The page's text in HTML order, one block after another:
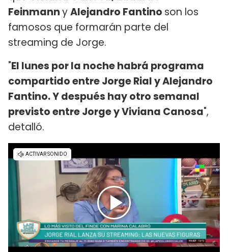
FeinmannyAlejandro Fantino son los
famosos que formarán parte del
streaming de Jorge.
"El lunes por la noche habrá programa
compartido entre Jorge Rial y Alejandro
Fantino. Y después hay otro semanal
previsto entre Jorge y Viviana Canosa",
detalló.